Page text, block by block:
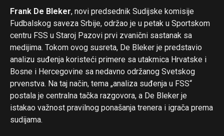
Frank De Bleker, novi predsednik Sudijske komisije
Fudbalskog saveza Srbije, održao je u petak u Sportskom
centru FSS u Staroj Pazovi prvi zvanični sastanak sa
medijima. Tokom ovog susreta, De Bleker je predstavio
analizu suđenja koristeći primere sa utakmica Hrvatske i
Bosne i Hercegovine sa nedavno održanog Svetskog
prvenstva. Na taj način, tema „analiza suđenja u FSS“
postala je centralna tačka razgovora, a De Bleker je
istakao važnost pravilnog ponašanja trenera i igrača prema
sudijama.